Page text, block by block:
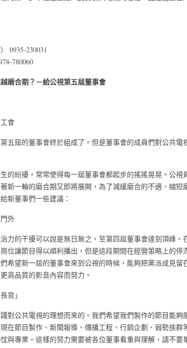
0935-230031
780060
越磨合期？－給公視第五屆董事會
會
五屆的董事會終於組成了。但是董事會的成員們對公共電
的紛擾，常常使得每一屆董事會都起步的搖搖晃晃。公視
著新一輪的磨合期又即將展開，為了減緩磨合的不適、縮
新董事們一些建議：
外
力的干擾可以說是無日無之，至第四屆董事會達到頂峰。
位讓節目得以順利播出，但是這段期間在經營策略上的停
希望新一屆的董事會來到公視的時候，能夠把黨派成見留
高品質的影音內容而努力。
官」
對公共電視的理想而來的。我們希望我們製作的節目能夠
在節目製作、新聞報導、傳播工程、行銷企劃、弱勢族群
與專業。這樣的努力需要被各位董事看重與理解，請不要